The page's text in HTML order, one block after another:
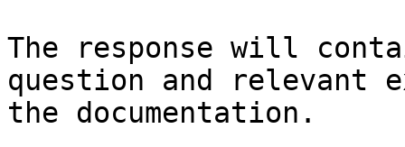
The response will
question and relevant
the documentation.